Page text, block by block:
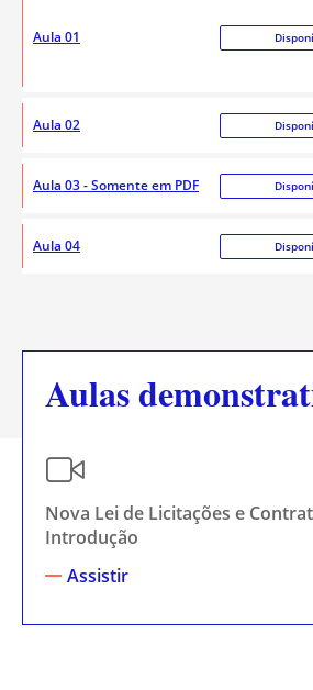
Aula 01
Aula 02
Aula 03 - Somente em PDF
Aula 04
Aulas
Nova Lei de Licitações e
Introdução
Assistir